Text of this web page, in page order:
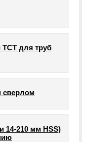
ТСТ для труб
сверлом
14-210 мм HSS)